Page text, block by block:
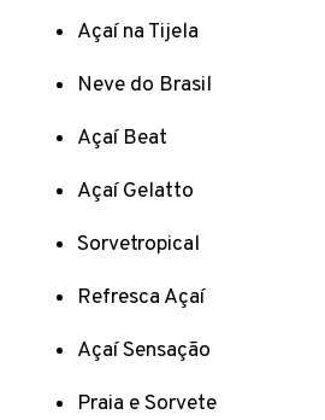
Açaí na Tijela
Neve do Brasil
Açaí Beat
Açaí Gelatto
Sorvetropical
Refresca Açaí
Açaí Sensação
Praia e Sorvete